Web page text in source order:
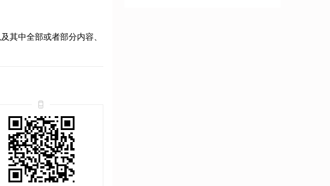
其中全部或者部分内容、